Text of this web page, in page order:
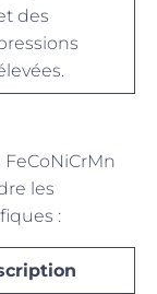
des
les
: